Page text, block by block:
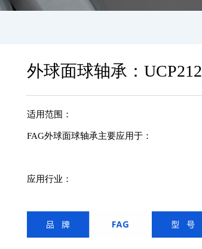
外球面球轴承：UCP212
适用范围：
FAG外球面球轴承主要应用于：
应用行业：